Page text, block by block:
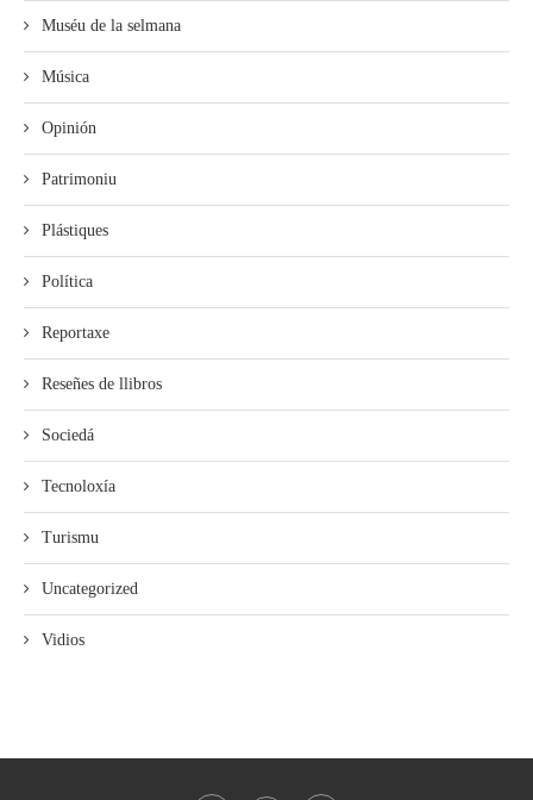
Muséu de la selmana
Música
Opinión
Patrimoniu
Plástiques
Política
Reportaxe
Reseñes de llibros
Sociedá
Tecnoloxía
Turismu
Uncategorized
Vidios